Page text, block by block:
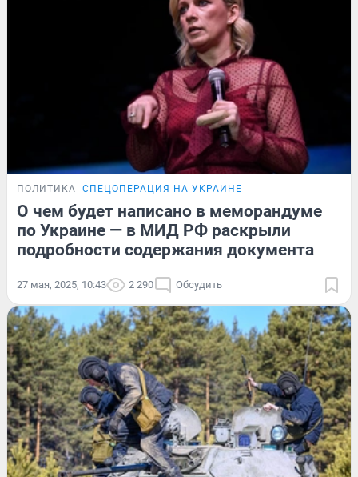
ПОЛИТИКА СПЕЦОПЕРАЦИЯ НА УКРАИНЕ
О чем будет написано в меморандуме
по Украине — в МИД РФ раскрыли
подробности содержания документа
27 мая, 2025, 10:43 2 290 Обсудить